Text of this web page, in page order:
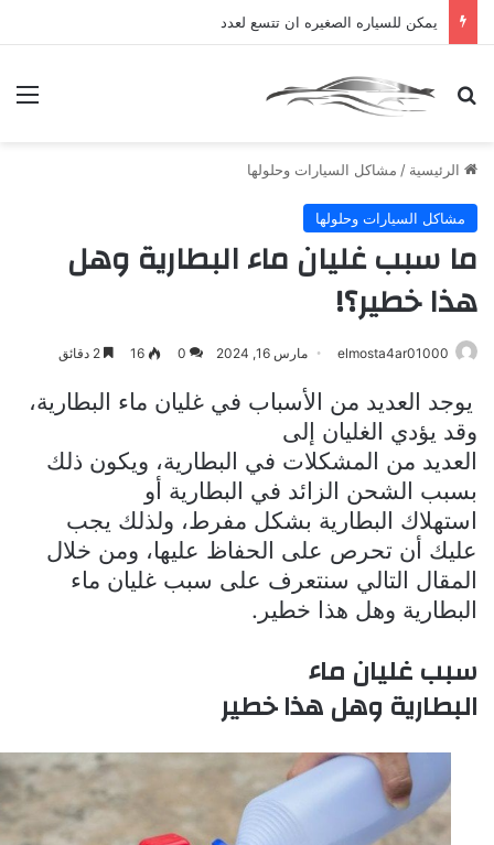
يمكن للسياره الصغيره ان تتسع لعدد
بحث عن
الرئيسية / مشاكل السيارات وحلولها
مشاكل السيارات وحلولها
ما سبب غليان ماء البطارية وهل
هذا خطير؟!
elmosta4ar01000 مارس 16, 2024 0
16
يوجد العديد من الأسباب في غليان ماء البطارية،
وقد يؤدي الغليان إلى
العديد من المشكلات في البطارية، ويكون ذلك
بسبب الشحن الزائد في البطارية أو
استهلاك البطارية بشكل مفرط، ولذلك يجب
عليك أن تحرص على الحفاظ عليها، ومن خلال
المقال التالي سنتعرف على سبب غليان ماء
البطارية وهل هذا خطير.
سبب غليان ماء
البطارية وهل هذا خطير